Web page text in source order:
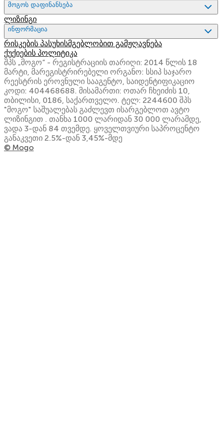
მოგოს დაფინანსება
ლიზინგი
ინფორმაცია
რისკების პასუხისმგებლობით გამჟღავნება
ქუქიების პოლიტიკა
შპს „მოგო“ - რეგისტრაციის თარიღი: 2014 წლის 18
მარტი, მარეგისტრირებელი ორგანო: სსიპ საჯარო
რეესტრის ეროვნული სააგენტო, საიდენტიფიკაციო
კოდი: 404468688. მისამართი: ოთარ ჩხეიძის 10,
თბილისი, 0186, საქართველო. ტელ: 2244600 შპს
"მოგო" საშუალებას გაძლევთ ისარგებლოთ ავტო
ლიზინგით . თანხა 1000 ლარიდან 30 000 ლარამდე,
ვადა 3-დან 84 თვემდე. ყოველთვიური საპროცენტო
განაკვეთი 2.5%-დან 3,45%-მდე
© Mogo